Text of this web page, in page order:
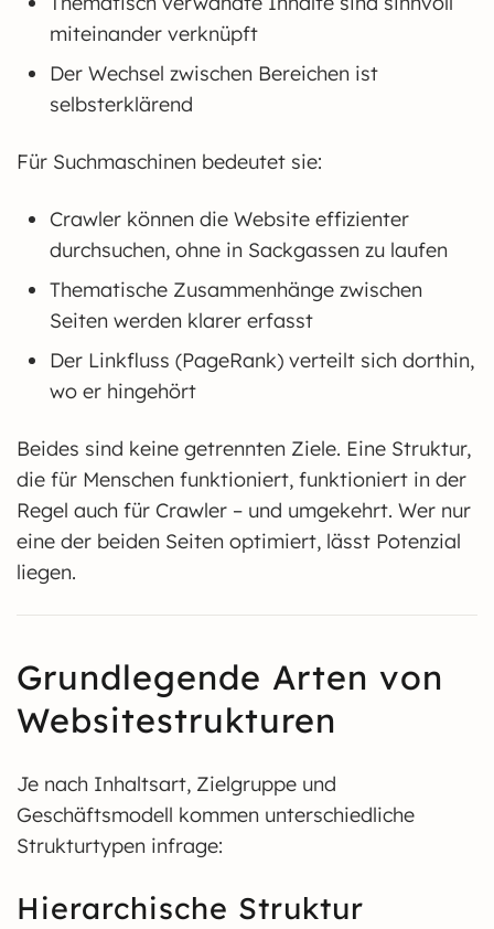
miteinander verknüpft
Der Wechsel zwischen Bereichen ist
selbsterklärend
Für Suchmaschinen bedeutet sie:
Crawler können die Website effizienter
durchsuchen, ohne in Sackgassen zu laufen
Thematische Zusammenhänge zwischen
Seiten werden klarer erfasst
Der Linkfluss (PageRank) verteilt sich dorthin,
wo er hingehört
Beides sind keine getrennten Ziele. Eine Struktur,
die für Menschen funktioniert, funktioniert in der
Regel auch für Crawler – und umgekehrt. Wer nur
eine der beiden Seiten optimiert, lässt Potenzial
liegen.
Grundlegende Arten von
Websitestrukturen
Je nach Inhaltsart, Zielgruppe und
Geschäftsmodell kommen unterschiedliche
Strukturtypen infrage:
Hierarchische Struktur